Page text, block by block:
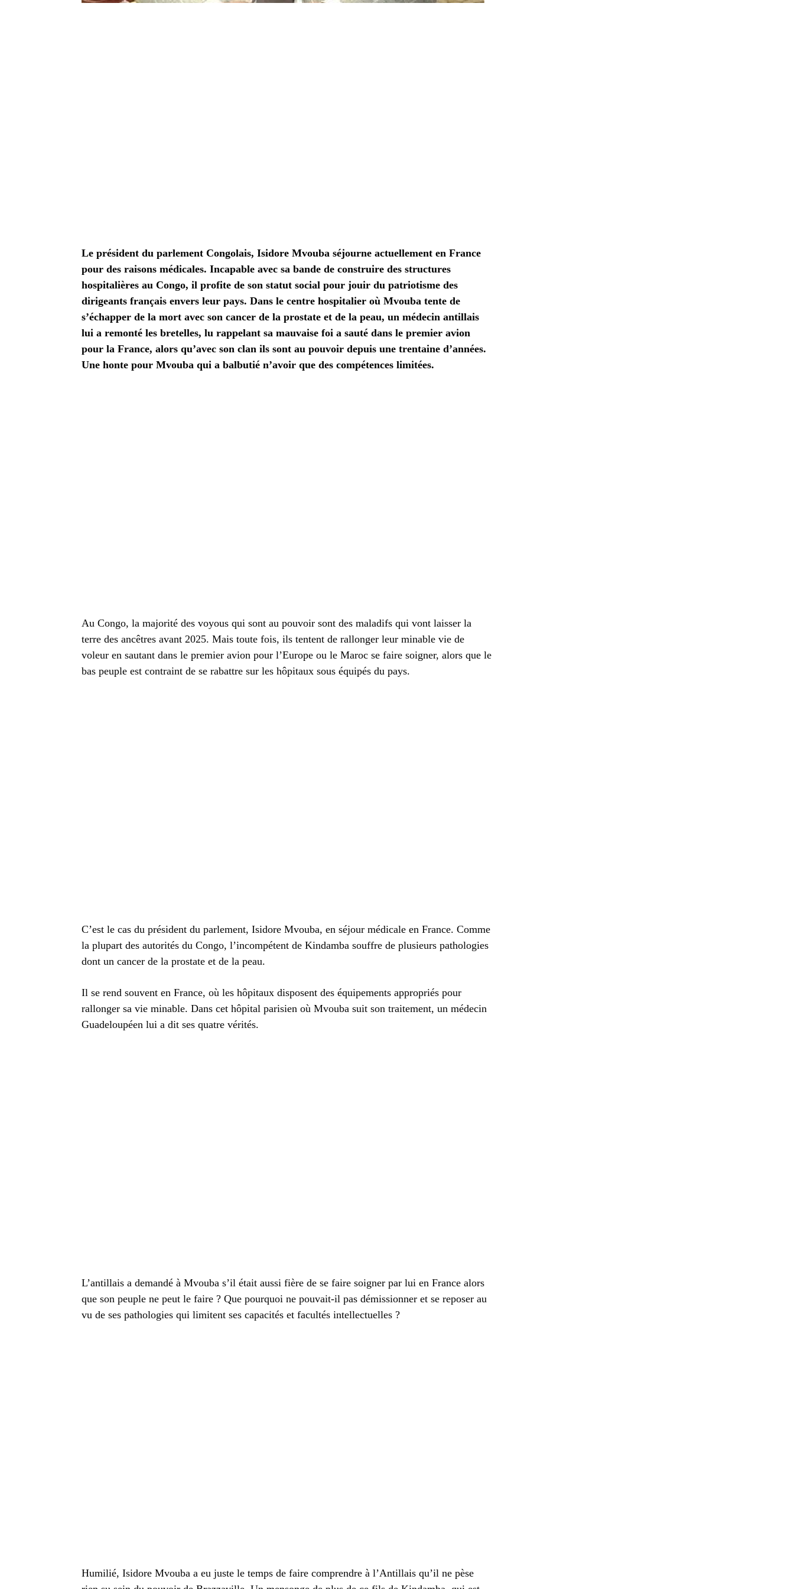
Le président du parlement Congolais, Isidore Mvouba séjourne actuellement en France
pour des raisons médicales. Incapable avec sa bande de construire des structures
hospitalières au Congo, il profite de son statut social pour jouir du patriotisme des
dirigeants français envers leur pays. Dans le centre hospitalier où Mvouba tente de
s’échapper de la mort avec son cancer de la prostate et de la peau, un médecin antillais
lui a remonté les bretelles, lu rappelant sa mauvaise foi a sauté dans le premier avion
pour la France, alors qu’avec son clan ils sont au pouvoir depuis une trentaine d’années.
Une honte pour Mvouba qui a balbutié n’avoir que des compétences limitées.
Au Congo, la majorité des voyous qui sont au pouvoir sont des maladifs qui vont laisser la
terre des ancêtres avant 2025. Mais toute fois, ils tentent de rallonger leur minable vie de
voleur en sautant dans le premier avion pour l’Europe ou le Maroc se faire soigner, alors que le
bas peuple est contraint de se rabattre sur les hôpitaux sous équipés du pays.
C’est le cas du président du parlement, Isidore Mvouba, en séjour médicale en France. Comme
la plupart des autorités du Congo, l’incompétent de Kindamba souffre de plusieurs pathologies
dont un cancer de la prostate et de la peau.
Il se rend souvent en France, où les hôpitaux disposent des équipements appropriés pour
rallonger sa vie minable. Dans cet hôpital parisien où Mvouba suit son traitement, un médecin
Guadeloupéen lui a dit ses quatre vérités.
L’antillais a demandé à Mvouba s’il était aussi fière de se faire soigner par lui en France alors
que son peuple ne peut le faire ? Que pourquoi ne pouvait-il pas démissionner et se reposer au
vu de ses pathologies qui limitent ses capacités et facultés intellectuelles ?
Humilié, Isidore Mvouba a eu juste le temps de faire comprendre à l’Antillais qu’il ne pèse